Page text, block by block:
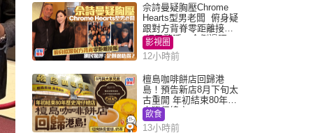
佘詩曼疑胸壓Chrome
Hearts型男老闆 俯身疑
跟對方背脊零距離接觸
網民驚呼：企側邊唔
得？
影視圈
12小時前
檀島咖啡餅店回歸港
島！預告新店8月下旬太
古重開 年初結束80年歷
史灣仔總店
飲食
13小時前